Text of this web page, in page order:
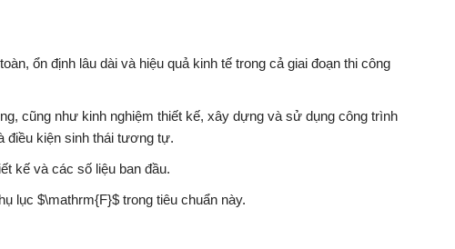
ổn định lâu dài và hiệu quả kinh tế trong cả giai đoạn thi công
cũng như kinh nghiệm thiết kế, xây dựng và sử dụng công trình
điều kiện sinh thái tương tự.
kế và các số liệu ban đầu.
lục $\mathrm{F}$ trong tiêu chuẩn này.